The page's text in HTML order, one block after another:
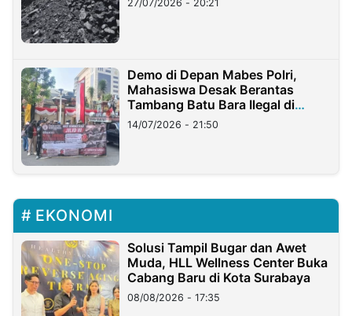
27/07/2026 - 20:21
Demo di Depan Mabes Polri,
Mahasiswa Desak Berantas
Tambang Batu Bara Ilegal di
Lampung
14/07/2026 - 21:50
EKONOMI
Solusi Tampil Bugar dan Awet
Muda, HLL Wellness Center Buka
Cabang Baru di Kota Surabaya
08/08/2026 - 17:35